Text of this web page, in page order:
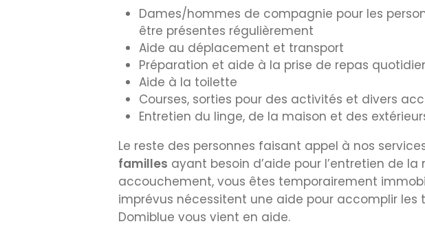
Dames/hommes de compagnie pour les
être présentes régulièrement
Aide au déplacement et transport
Préparation et aide à la prise de repas
Aide à la toilette
Courses, sorties pour des activités et divers
Entretien du linge, de la maison et des
Le reste des personnes faisant appel à nos
familles ayant besoin d’aide pour l’entretien de
accouchement, vous êtes temporairement
imprévus nécessitent une aide pour accomplir
Domiblue vous vient en aide.